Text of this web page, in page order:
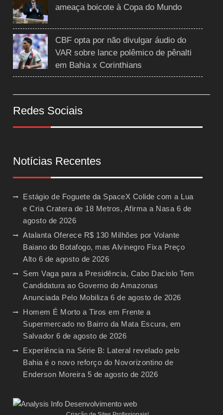
ameaça boicote à Copa do Mundo
CBF opta por não divulgar áudio do
VAR sobre lance polêmico de pênalti
em Bahia x Corinthians
Redes Sociais
Notícias Recentes
Estágio de Foguete da SpaceX Colide com a Lua
e Cria Cratera de 18 Metros, Afirma a Nasa 6 de
agosto de 2026
Atalanta Oferece R$ 130 Milhões por Volante
Baiano do Botafogo, mas Alvinegro Fixa Preço
Alto 6 de agosto de 2026
Sem Vaga para a Presidência, Cabo Daciolo Tem
Candidatura ao Governo do Amazonas
Anunciada Pelo Mobiliza 6 de agosto de 2026
Homem É Morto a Tiros em Frente a
Supermercado no Bairro da Mata Escura, em
Salvador 6 de agosto de 2026
Experiência na Série B: Lateral revelado pelo
Bahia é o novo reforço do Novorizontino de
Enderson Moreira 5 de agosto de 2026